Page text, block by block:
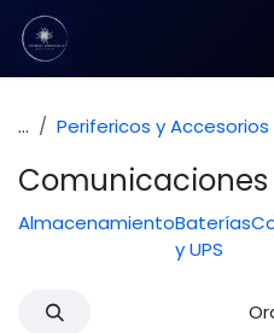
Ir al contenido
... Perifericos y Accesorios
Comunicaciones
AlmacenamientoBaterías
y UPS